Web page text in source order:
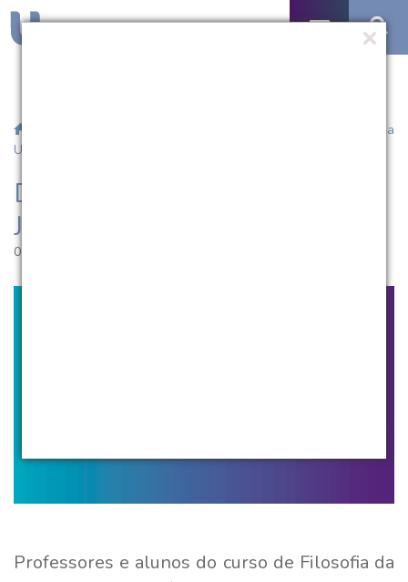
/ Docente do Instituto Polis de Jerusalém palestra na
UCPel
Docente do Instituto Polis de
Jerusalém palestra na UCPel
01.08.2017 | 16:17
Professores e alunos do curso de Filosofia da